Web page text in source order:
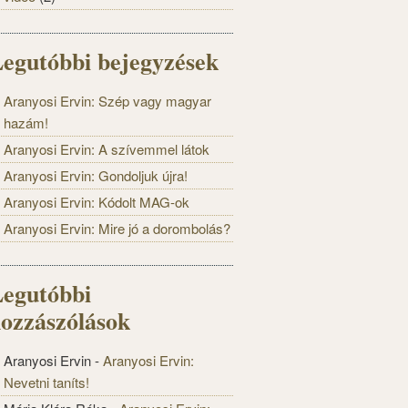
bejegyzések
Aranyosi Ervin: Szép vagy magyar
hazám!
Aranyosi Ervin: A szívemmel látok
Aranyosi Ervin: Gondoljuk újra!
Aranyosi Ervin: Kódolt MAG-ok
Aranyosi Ervin: Mire jó a dorombolás?
Aranyosi Ervin-Aranyosi Ervin:
Nevetni taníts!